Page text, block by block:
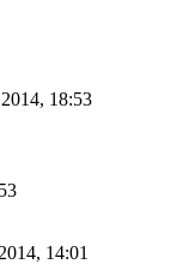
18:53
14:01